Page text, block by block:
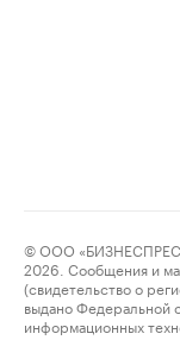
© ООО
2026. Сообщения и
(свидетельство о
выдано Федеральной
информационных